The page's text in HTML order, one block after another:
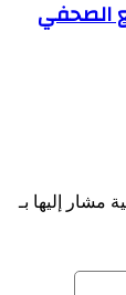
الصحفي
مشار إليها بـ